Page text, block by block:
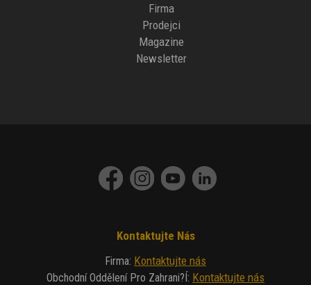
Firma
Prodejci
Magazine
Newsletter
Kontaktujte Nás
Firma: Kontaktujte nás
Obchodní Oddělení Pro Zahrani?í: Kontaktujte nás